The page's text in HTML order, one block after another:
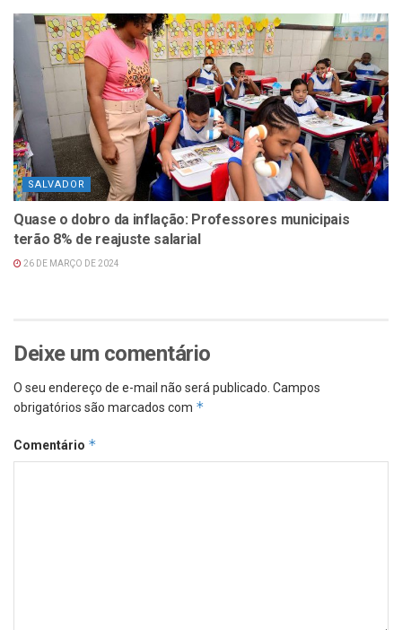
SALVADOR
Quase o dobro da inflação: Professores municipais
terão 8% de reajuste salarial
26 DE MARÇO DE 2024
Deixe um comentário
O seu endereço de e-mail não será publicado. Campos
obrigatórios são marcados com *
Comentário *